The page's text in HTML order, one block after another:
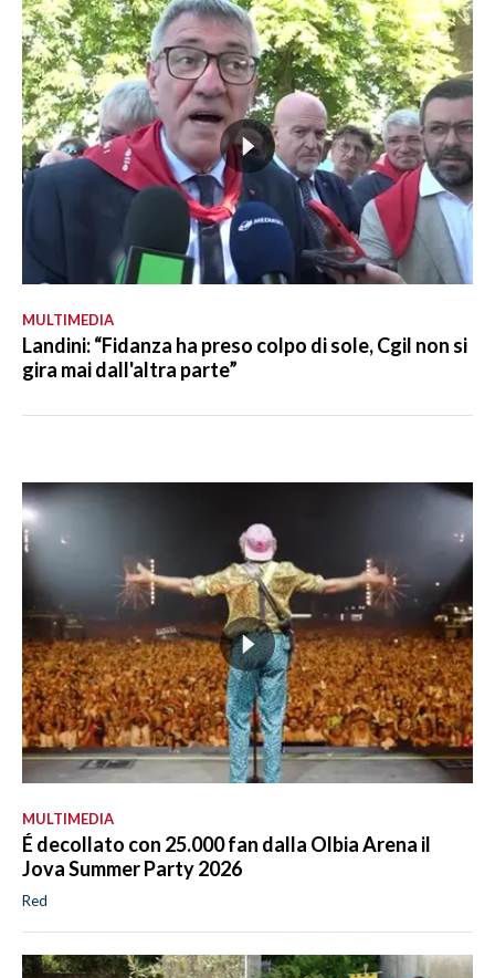
MULTIMEDIA
Landini: “Fidanza ha preso colpo di sole, Cgil non si
gira mai dall'altra parte”
MULTIMEDIA
É decollato con 25.000 fan dalla Olbia Arena il
Jova Summer Party 2026
Red